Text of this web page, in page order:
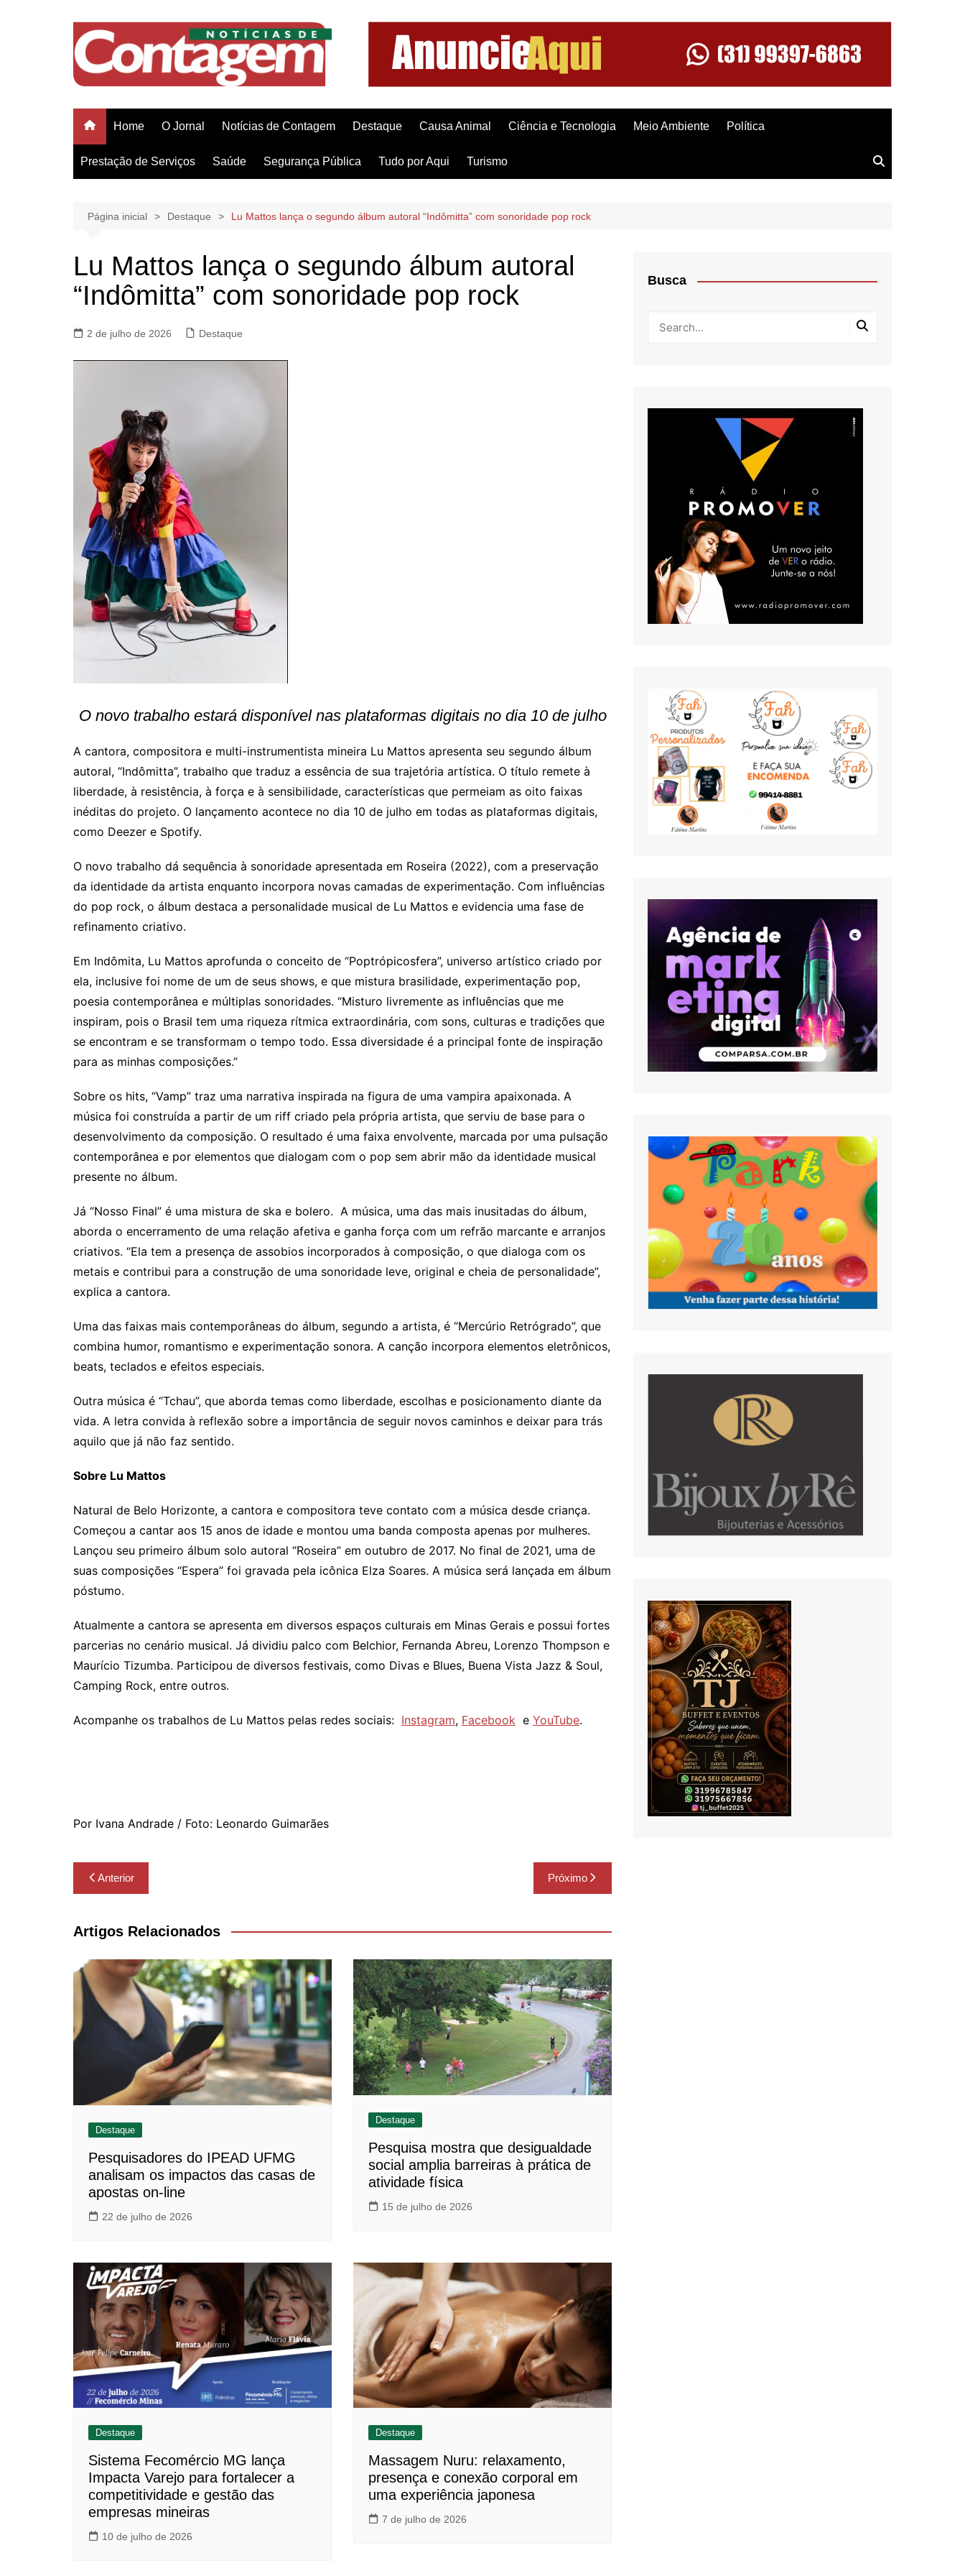
Home O Jornal Notícias de Contagem Destaque Causa Animal Ciência e Tecnologia Meio Ambiente Política
Prestação de Serviços Saúde Segurança Pública Tudo por Aqui Turismo
Página inicial Destaque Lu Mattos lança o segundo álbum autoral “Indômitta” com sonoridade pop rock
Lu Mattos lança o segundo álbum autoral
“Indômitta” com sonoridade pop rock
2 de julho de 2026 Destaque
O novo trabalho estará disponível nas plataformas digitais no dia 10 de julho
A cantora, compositora e multi-instrumentista mineira Lu Mattos apresenta seu segundo álbum
autoral, “Indômitta”, trabalho que traduz a essência de sua trajetória artística. O título remete à
liberdade, à resistência, à força e à sensibilidade, características que permeiam as oito faixas
inéditas do projeto. O lançamento acontece no dia 10 de julho em todas as plataformas digitais,
como Deezer e Spotify.
O novo trabalho dá sequência à sonoridade apresentada em Roseira (2022), com a preservação
da identidade da artista enquanto incorpora novas camadas de experimentação. Com influências
do pop rock, o álbum destaca a personalidade musical de Lu Mattos e evidencia uma fase de
refinamento criativo.
Em Indômita, Lu Mattos aprofunda o conceito de “Poptrópicosfera”, universo artístico criado por
ela, inclusive foi nome de um de seus shows, e que mistura brasilidade, experimentação pop,
poesia contemporânea e múltiplas sonoridades. “Misturo livremente as influências que me
inspiram, pois o Brasil tem uma riqueza rítmica extraordinária, com sons, culturas e tradições que
se encontram e se transformam o tempo todo. Essa diversidade é a principal fonte de inspiração
para as minhas composições.”
Sobre os hits, “Vamp” traz uma narrativa inspirada na figura de uma vampira apaixonada. A
música foi construída a partir de um riff criado pela própria artista, que serviu de base para o
desenvolvimento da composição. O resultado é uma faixa envolvente, marcada por uma pulsação
contemporânea e por elementos que dialogam com o pop sem abrir mão da identidade musical
presente no álbum.
Já “Nosso Final” é uma mistura de ska e bolero. A música, uma das mais inusitadas do álbum,
aborda o encerramento de uma relação afetiva e ganha força com um refrão marcante e arranjos
criativos. “Ela tem a presença de assobios incorporados à composição, o que dialoga com os
metais e contribui para a construção de uma sonoridade leve, original e cheia de personalidade”,
explica a cantora.
Uma das faixas mais contemporâneas do álbum, segundo a artista, é “Mercúrio Retrógrado”, que
combina humor, romantismo e experimentação sonora. A canção incorpora elementos eletrônicos,
beats, teclados e efeitos especiais.
Outra música é “Tchau”, que aborda temas como liberdade, escolhas e posicionamento diante da
vida. A letra convida à reflexão sobre a importância de seguir novos caminhos e deixar para trás
aquilo que já não faz sentido.
Sobre Lu Mattos
Natural de Belo Horizonte, a cantora e compositora teve contato com a música desde criança.
Começou a cantar aos 15 anos de idade e montou uma banda composta apenas por mulheres.
Lançou seu primeiro álbum solo autoral “Roseira” em outubro de 2017. No final de 2021, uma de
suas composições “Espera” foi gravada pela icônica Elza Soares. A música será lançada em álbum
póstumo.
Atualmente a cantora se apresenta em diversos espaços culturais em Minas Gerais e possui fortes
parcerias no cenário musical. Já dividiu palco com Belchior, Fernanda Abreu, Lorenzo Thompson e
Maurício Tizumba. Participou de diversos festivais, como Divas e Blues, Buena Vista Jazz & Soul,
Camping Rock, entre outros.
Acompanhe os trabalhos de Lu Mattos pelas redes sociais: Instagram, Facebook e YouTube.
Por Ivana Andrade / Foto: Leonardo Guimarães
Navegação
de
Post
Anterior Próximo
Artigos Relacionados
Destaque
Pesquisadores do IPEAD UFMG
analisam os impactos das casas de
apostas on-line
22 de julho de 2026
Destaque
Pesquisa mostra que desigualdade
social amplia barreiras à prática de
atividade física
15 de julho de 2026
Destaque
Sistema Fecomércio MG lança
Impacta Varejo para fortalecer a
competitividade e gestão das
empresas mineiras
10 de julho de 2026
Destaque
Massagem Nuru: relaxamento,
presença e conexão corporal em
uma experiência japonesa
7 de julho de 2026
Busca